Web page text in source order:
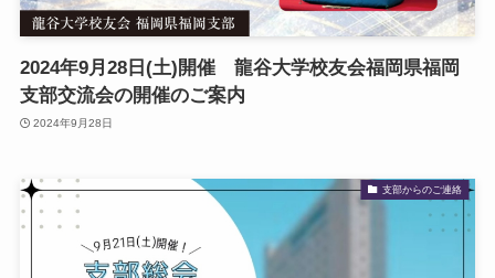
2024年9月28日(土)開催 龍谷大学校友会福岡県福岡
支部交流会の開催のご案内
2024年9月28日
支部からのご連絡